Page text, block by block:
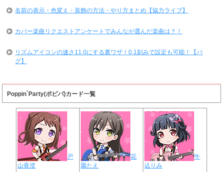
名前の表示・色変え・装飾の方法・やり方まとめ【協力ライブ】
カバー楽曲リクエストアンケートでみんなが選んだ楽曲は？！
リズムアイコンの速さ11.0にする裏ワザ！0.1刻みで設定も可能！【バ
グ】
Poppin`Party(ポピパ)カード一覧
戸
山香澄
花
園たえ
牛
込りみ